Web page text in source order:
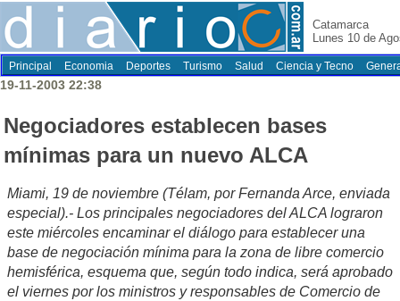
Catamarca
Lunes 10 de
Principal Economia Deportes Turismo Salud Ciencia y Tecno
19-11-2003 22:38
Negociadores establecen bases
mínimas para un nuevo ALCA
Miami, 19 de noviembre (Télam, por Fernanda Arce, enviada
especial).- Los principales negociadores del ALCA lograron
este miércoles encaminar el diálogo para establecer una
base de negociación mínima para la zona de libre comercio
hemisférica, esquema que, según todo indica, será aprobado
el viernes por los ministros y responsables de Comercio de